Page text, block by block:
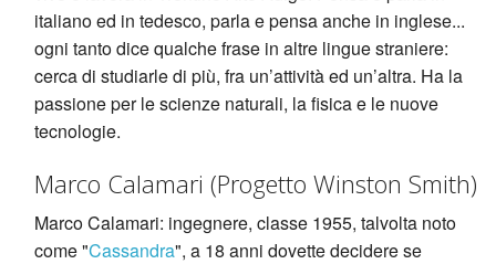
italiano ed in tedesco, parla e pensa anche in inglese...
ogni tanto dice qualche frase in altre lingue straniere:
cerca di studiarle di più, fra un’attività ed un’altra. Ha la
passione per le scienze naturali, la fisica e le nuove
tecnologie.
Marco Calamari (Progetto Winston Smith)
Marco Calamari: ingegnere, classe 1955, talvolta noto
come "Cassandra", a 18 anni dovette decidere se